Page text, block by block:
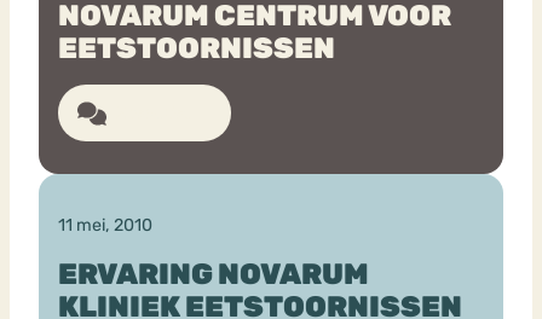
NOVARUM CENTRUM VOOR
EETSTOORNISSEN
11 mei, 2010
ERVARING NOVARUM
KLINIEK EETSTOORNISSEN